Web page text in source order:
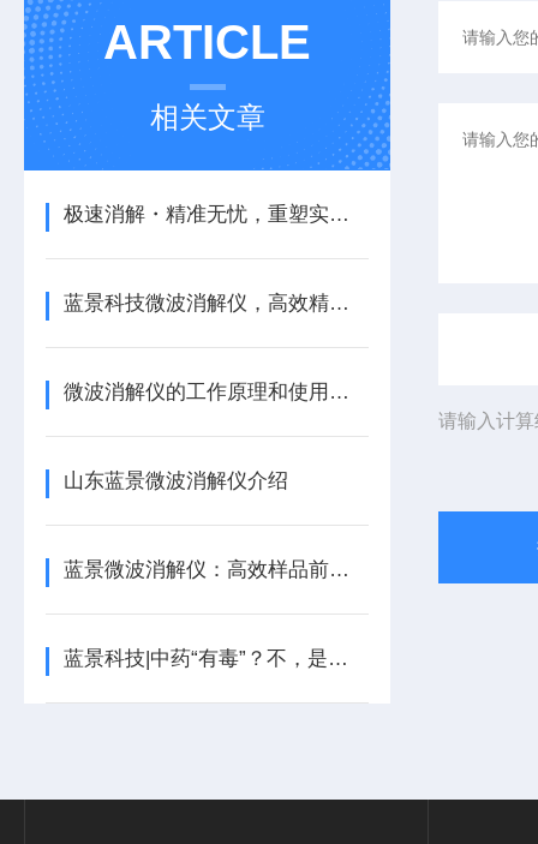
ARTICLE
相关文章
极速消解・精准无忧，重塑实验室样品前处理新标准
蓝景科技微波消解仪，高效精准守护检测初心
微波消解仪的工作原理和使用细节
山东蓝景微波消解仪介绍
蓝景微波消解仪：高效样品前处理，为精准检测保驾护航
蓝景科技|中药“有毒”？不，是你没用对微波消解仪！
请输入计